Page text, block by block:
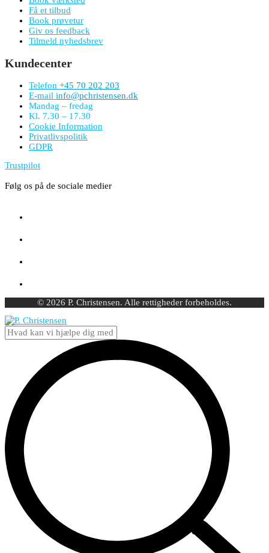
Få et tilbud
Book prøvetur
Giv os feedback
Tilmeld nyhedsbrev
Kundecenter
Telefon +45 70 202 203
E-mail info@pchristensen.dk
Mandag – fredag
Kl. 7.30 – 17.30
Cookie Information
Privatlivspolitik
GDPR
Trustpilot
Følg os på de sociale medier
© 2026 P. Christensen. Alle rettigheder forbeholdes.